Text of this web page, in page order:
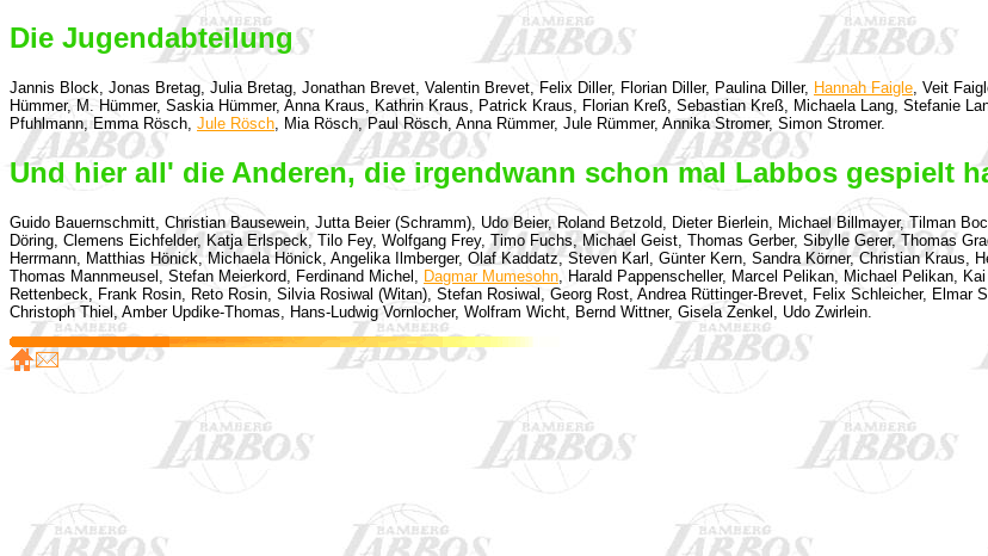
Die Jugendabteilung
Jannis Block, Jonas Bretag, Julia Bretag, Jonathan Brevet, Valentin Brevet, Felix Diller, Florian Diller, Paulina Diller, Hannah Faigle , Veit
Hümmer, M. Hümmer, Saskia Hümmer, Anna Kraus, Kathrin Kraus, Patrick Kraus, Florian Kreß, Sebastian Kreß, Michaela Lang, Stefanie
Pfuhlmann, Emma Rösch, Jule Rösch , Mia Rösch, Paul Rösch, Anna Rümmer, Jule Rümmer, Annika Stromer, Simon Stromer.
Und hier all' die Anderen, die irgendwann schon mal Labbos gespielt
Guido Bauernschmitt, Christian Bausewein, Jutta Beier (Schramm), Udo Beier, Roland Betzold, Dieter Bierlein, Michael Billmayer, Tilman
Döring, Clemens Eichfelder, Katja Erlspeck, Tilo Fey, Wolfgang Frey, Timo Fuchs, Michael Geist, Thomas Gerber, Sibylle Gerer, Thomas
Herrmann, Matthias Hönick, Michaela Hönick, Angelika Ilmberger, Olaf Kaddatz, Steven Karl, Günter Kern, Sandra Körner, Christian Kraus,
Thomas Mannmeusel, Stefan Meierkord, Ferdinand Michel,
Dagmar Mumesohn , Harald Pappenscheller, Marcel Pelikan, Michael Pelikan,
Rettenbeck, Frank Rosin, Reto Rosin, Silvia Rosiwal (Witan), Stefan Rosiwal, Georg Rost, Andrea Rüttinger-Brevet, Felix Schleicher,
Christoph Thiel, Amber Updike-Thomas, Hans-Ludwig Vornlocher, Wolfram Wicht, Bernd Wittner, Gisela Zenkel, Udo Zwirlein.